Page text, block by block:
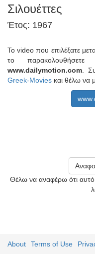
Σιλουέττες
Έτος: 1967
Το video που επιλέξατε
το
www.dailymotion.com .
Greek-Movies και θέλω να
Θέλω να αναφέρω ότι αυτό
About Terms of Use